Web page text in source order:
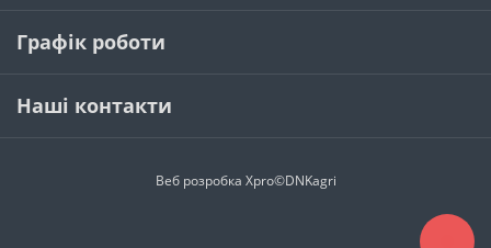
Графік роботи
Наші контакти
Веб розробка Xpro©DNKagri